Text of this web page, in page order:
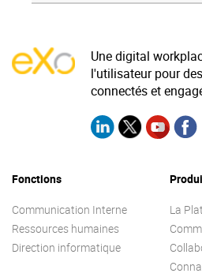
Une digital
l'utilisateur pour
connectés et
Fonctions
Communication Interne
Ressources humaines
Direction informatique
La